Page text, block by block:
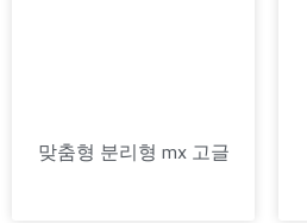
맞춤형 분리형 mx 고글